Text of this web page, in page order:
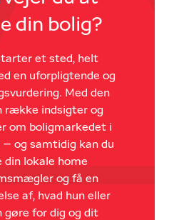
din bolig?
et sted, helt
en uforpligtende og
Med den
række indsigter og
om boligmarkedet i
og samtidig kan du
din lokale home
og få en
af, hvad hun eller
gøre for dig og dit